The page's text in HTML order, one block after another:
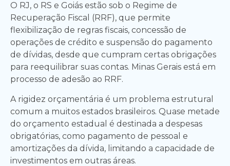
O RJ, o RS e Goiás estão sob o Regime de
Recuperação Fiscal (RRF), que permite
flexibilização de regras fiscais, concessão de
operações de crédito e suspensão do pagamento
de dívidas, desde que cumpram certas obrigações
para reequilibrar suas contas. Minas Gerais está em
processo de adesão ao RRF.
A rigidez orçamentária é um problema estrutural
comum a muitos estados brasileiros. Quase metade
do orçamento estadual é destinada a despesas
obrigatórias, como pagamento de pessoal e
amortizações da dívida, limitando a capacidade de
investimentos em outras áreas.